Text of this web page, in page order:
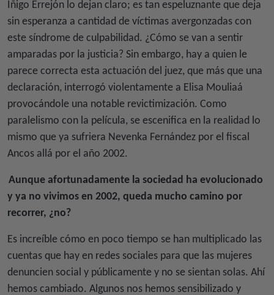
Íñigo Errejón lo dejan claro; es tan espeluznante que deja
sin esperanza a cantidad de víctimas avergonzadas con
este síndrome de culpabilidad. ¿Cómo se van a sentir
amparadas por la justicia? Sin embargo, hay a quien le
parece correcta esta actuación del juez, que más que una
declaración, interrogó violentamente a Elisa Mouliaá
provocándole una notable revictimización. Como
paralelismo con la película, se escenifica en la realidad lo
mismo que ya sufriera Nevenka Fernández por el fiscal
Ancos allá por el año 2002.
Aunque afortunadamente la sociedad ha evolucionado
y ya no vivimos en 2002, queda mucho camino por
recorrer, ¿no?
Es increíble cómo en poco tiempo se han multiplicado las
cuentas que hay en redes sociales para que las mujeres
denuncien social y públicamente y no se sientan solas. Ahí
hemos cambiado. Algunos nos hemos sensibilizado y